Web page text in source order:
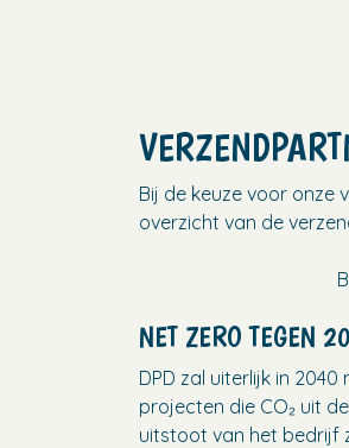
Bij de keuze voor onze
overzicht van de
NET ZERO TEGEN
DPD zal uiterlijk in
projecten die CO₂ uit
uitstoot van het bedrijf